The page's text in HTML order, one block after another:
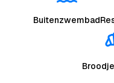
Buitenzwembad